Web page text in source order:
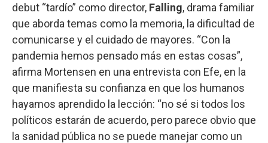
debut “tardío” como director, Falling, drama familiar
que aborda temas como la memoria, la dificultad de
comunicarse y el cuidado de mayores. “Con la
pandemia hemos pensado más en estas cosas”,
afirma Mortensen en una entrevista con Efe, en la
que manifiesta su confianza en que los humanos
hayamos aprendido la lección: “no sé si todos los
políticos estarán de acuerdo, pero parece obvio que
la sanidad pública no se puede manejar como un